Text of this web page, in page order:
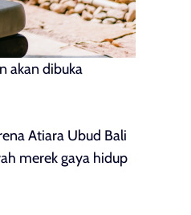
akan dibuka
Atiara Ubud Bali
merek gaya hidup